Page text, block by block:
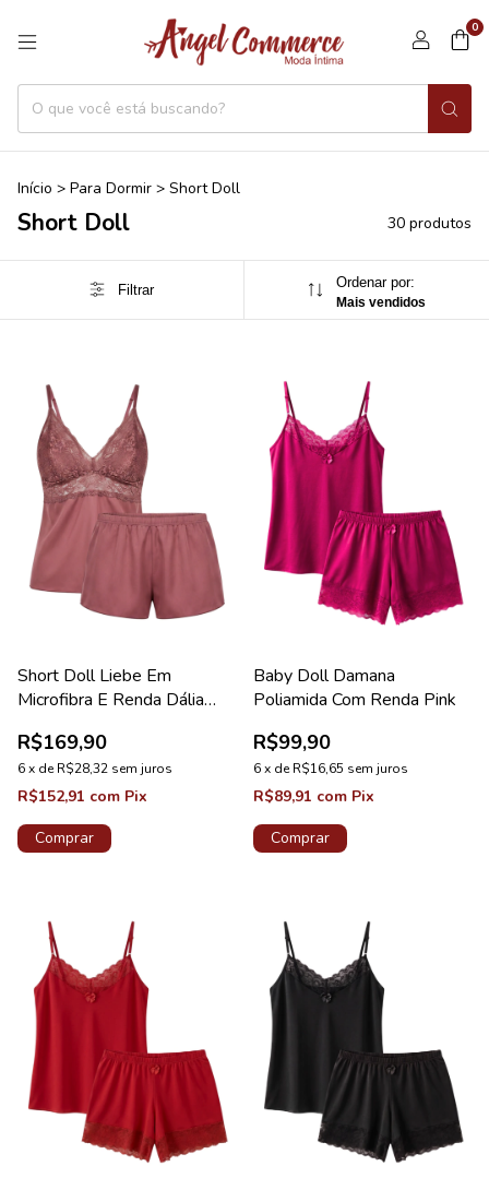
0
Início > Para Dormir > Short Doll
Short Doll 30 produtos
Filtrar Ordenar por:
Mais vendidos
Short Doll Liebe Em
Microfibra E Renda Dália
R$169,90
6x deR$28,32 sem juros
R$152,91 com Pix
Comprar
Baby Doll Damana
Poliamida Com Renda Pink
R$99,90
6x deR$16,65 sem juros
R$89,91 com Pix
Comprar